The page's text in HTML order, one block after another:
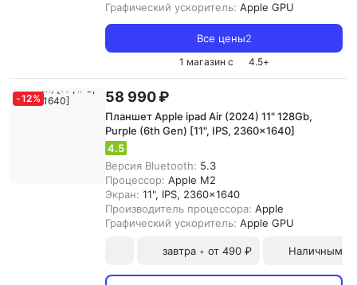
Графический ускоритель: Apple GPU
Все цены2
1 магазин с 4.5+
-12% 58 990 ₽
Планшет Apple ipad Air (2024) 11" 128Gb,
Purple (6th Gen) [11", IPS, 2360x1640]
4.5
Версия Bluetooth: 5.3
Процессор: Apple M2
Экран: 11", IPS, 2360x1640
Производитель процессора: Apple
Графический ускоритель: Apple GPU
завтра • от 490 ₽ Наличными